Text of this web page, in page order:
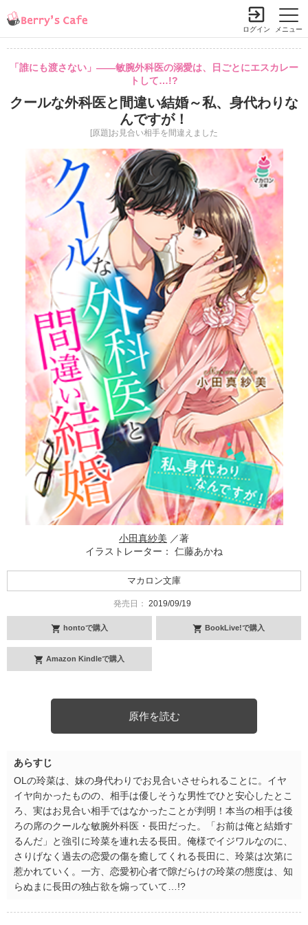
メニュー
ログイン
「誰にも渡さない」――敏腕外科医の溺愛は、日ごとにエスカレー
トして…!?
クールな外科医と間違い結婚～私、身代わりな
んですが！
[原題]お見合い相手を間違えました
小田真紗美 ／著
イラストレーター： 仁藤あかね
マカロン文庫
発売日： 2019/09/19
hontoで購入 BookLive!で購入
Amazon Kindleで購入
原作を読む
あらすじ
OLの玲菜は、妹の身代わりでお見合いさせられることに。イヤ
イヤ向かったものの、相手は優しそうな男性でひと安心したとこ
ろ、実はお見合い相手ではなかったことが判明！本当の相手は後
ろの席のクールな敏腕外科医・長田だった。「お前は俺と結婚す
るんだ」と強引に玲菜を連れ去る長田。俺様でイジワルなのに、
さりげなく過去の恋愛の傷を癒してくれる長田に、玲菜は次第に
惹かれていく。一方、恋愛初心者で隙だらけの玲菜の態度は、知
らぬまに長田の独占欲を煽っていて…!?